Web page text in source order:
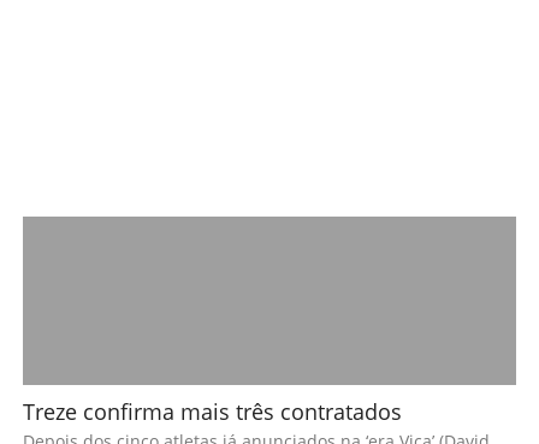
Treze confirma mais três contratados